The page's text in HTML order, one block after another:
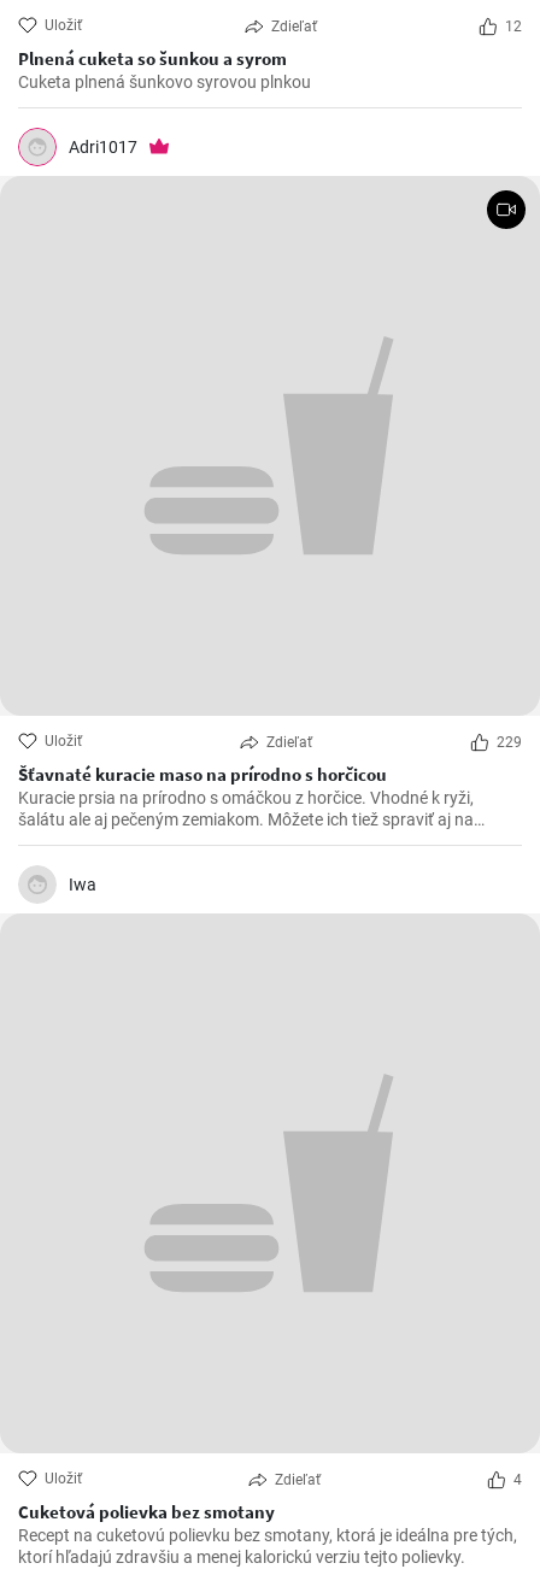
Uložiť Zdieľať 12
Plnená cuketa so šunkou a syrom
Cuketa plnená šunkovo syrovou plnkou
Adri1017
Uložiť Zdieľať 229
Šťavnaté kuracie maso na prírodno s horčicou
Kuracie prsia na prírodno s omáčkou z horčice. Vhodné k ryži,
šalátu ale aj pečeným zemiakom. Môžete ich tiež spraviť aj na
spôsob šťavnatých kuracích rezňov - taktiež na prírodno.
Iwa
Uložiť Zdieľať 4
Cuketová polievka bez smotany
Recept na cuketovú polievku bez smotany, ktorá je ideálna pre tých,
ktorí hľadajú zdravšiu a menej kalorickú verziu tejto polievky.